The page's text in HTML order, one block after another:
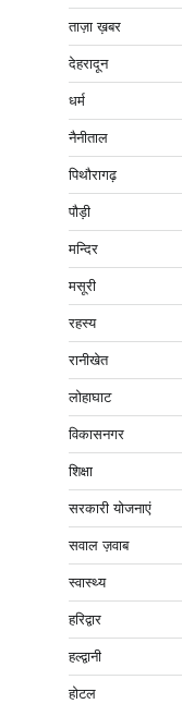
ताज़ा ख़बर
देहरादून
धर्म
नैनीताल
पिथौरागढ़
पौड़ी
मन्दिर
मसूरी
रहस्य
रानीखेत
लोहाघाट
विकासनगर
शिक्षा
सरकारी योजनाएं
सवाल ज़वाब
स्वास्थ्य
हरिद्वार
हल्द्वानी
होटल